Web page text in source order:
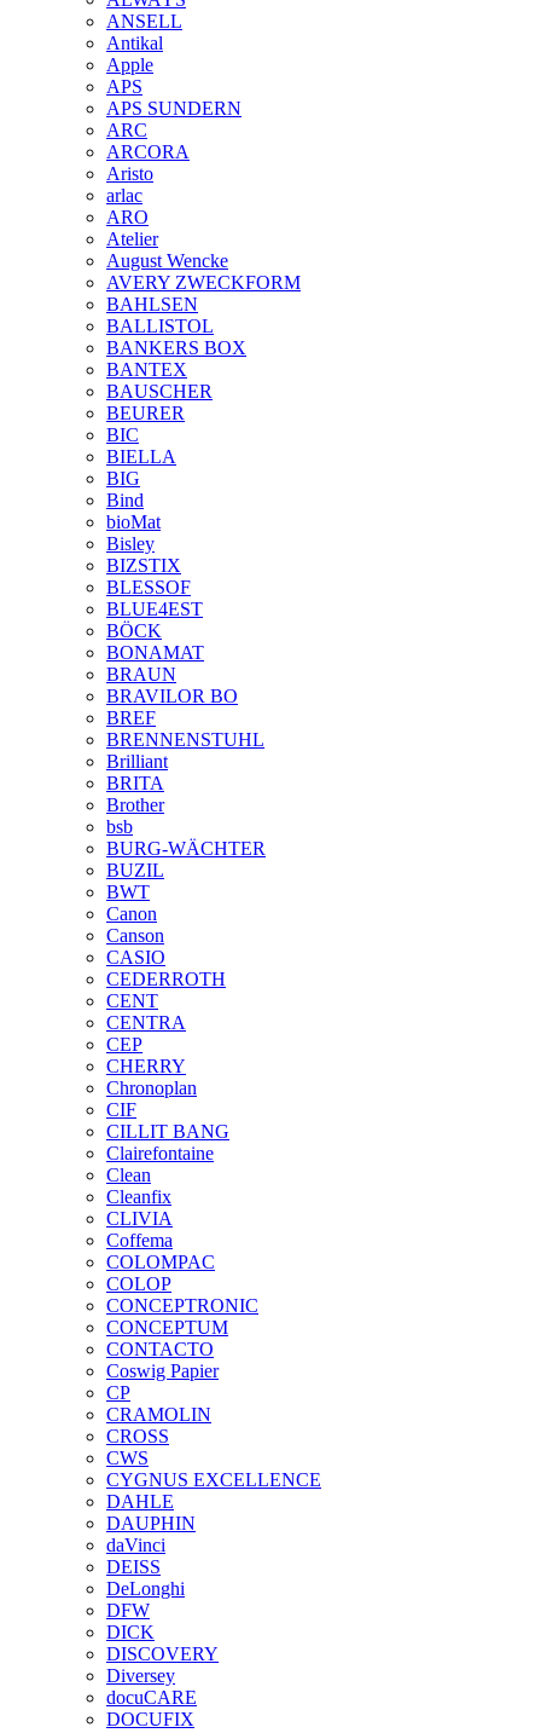
ANSELL
Antikal
Apple
APS
APS SUNDERN
ARC
ARCORA
Aristo
arlac
ARO
Atelier
August Wencke
AVERY ZWECKFORM
BAHLSEN
BALLISTOL
BANKERS BOX
BANTEX
BAUSCHER
BEURER
BIC
BIELLA
BIG
Bind
bioMat
Bisley
BIZSTIX
BLESSOF
BLUE4EST
BÖCK
BONAMAT
BRAUN
BRAVILOR BO
BREF
BRENNENSTUHL
Brilliant
BRITA
Brother
bsb
BURG-WÄCHTER
BUZIL
BWT
Canon
Canson
CASIO
CEDERROTH
CENT
CENTRA
CEP
CHERRY
Chronoplan
CIF
CILLIT BANG
Clairefontaine
Clean
Cleanfix
CLIVIA
Coffema
COLOMPAC
COLOP
CONCEPTRONIC
CONCEPTUM
CONTACTO
Coswig Papier
CP
CRAMOLIN
CROSS
CWS
CYGNUS EXCELLENCE
DAHLE
DAUPHIN
daVinci
DEISS
DeLonghi
DFW
DICK
DISCOVERY
Diversey
docuCARE
DOCUFIX